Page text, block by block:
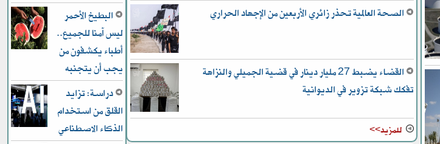
الصحة العالمية تحذر زائري الأربعين من الإجهاد الحراري
القضاء يضبط 27 مليار دينار في قضية الجميلي والنزاهة
تفكك شبكة تزوير في الديوانية
للمزيد>>
البطيخ الأحمر
ليس آمنا للجميع..
أطباء يكشفون من
يجب أن يتجنبه
دراسة: تزايد
القلق من استخدام
الذكاء الاصطناعي